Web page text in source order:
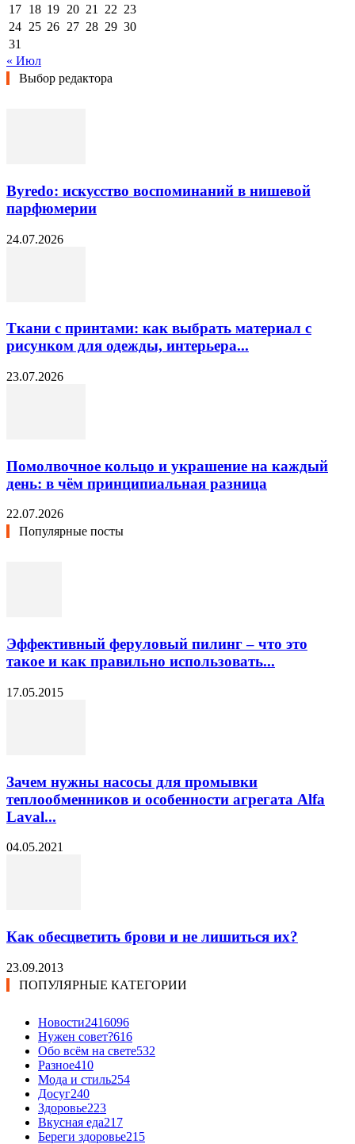
17 18 19 20 21 22 23
24 25 26 27 28 29 30
31
« Июл
Выбор редактора
Byredo: искусство воспоминаний в нишевой
парфюмерии
24.07.2026
Ткани с принтами: как выбрать материал с
рисунком для одежды, интерьера...
23.07.2026
Помолвочное кольцо и украшение на каждый
день: в чём принципиальная разница
22.07.2026
Популярные посты
Эффективный феруловый пилинг – что это
такое и как правильно использовать...
17.05.2015
Зачем нужны насосы для промывки
теплообменников и особенности агрегата Alfa
Laval...
04.05.2021
Как обесцветить брови и не лишиться их?
23.09.2013
ПОПУЛЯРНЫЕ КАТЕГОРИИ
Новости2416096
Нужен совет?616
Обо всём на свете532
Разное410
Мода и стиль254
Досуг240
Здоровье223
Вкусная еда217
Береги здоровье215